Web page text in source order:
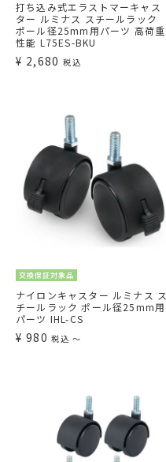
打ち込み式エラストマーキャス
ター ルミナス スチールラック
ポール径25mm用パーツ 高荷重
性能 L75ES-BKU
¥ 2,680 税込
交換保証対象品
ナイロンキャスター ルミナス ス
チールラック ポール径25mm用
パーツ IHL-CS
¥ 980 税込 〜